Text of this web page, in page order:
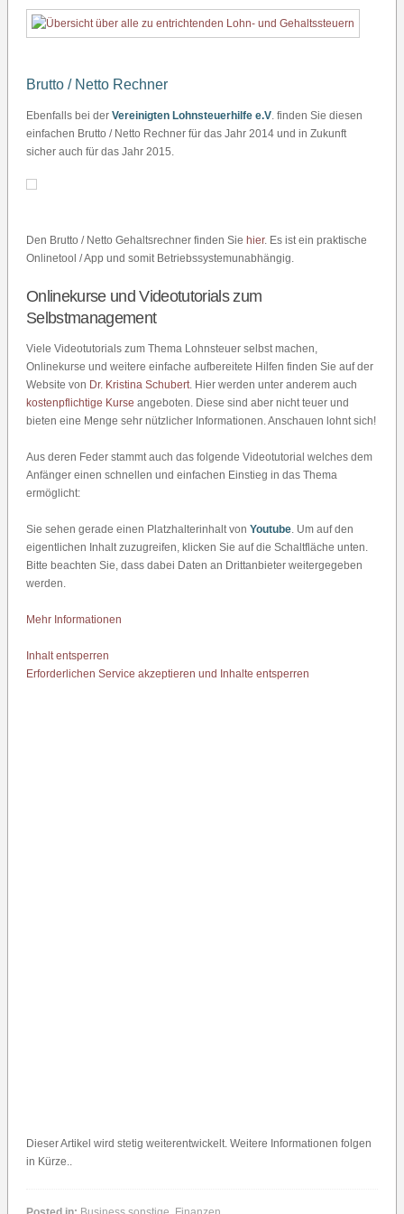
Brutto / Netto Rechner
Ebenfalls bei der Vereinigten Lohnsteuerhilfe e.V. finden Sie diesen
einfachen Brutto / Netto Rechner für das Jahr 2014 und in Zukunft
sicher auch für das Jahr 2015.
Den Brutto / Netto Gehaltsrechner finden Sie hier. Es ist ein praktische
Onlinetool / App und somit Betriebssystemunabhängig.
Onlinekurse und Videotutorials zum
Selbstmanagement
Viele Videotutorials zum Thema Lohnsteuer selbst machen,
Onlinekurse und weitere einfache aufbereitete Hilfen finden Sie auf der
Website von Dr. Kristina Schubert. Hier werden unter anderem auch
kostenpflichtige Kurse angeboten. Diese sind aber nicht teuer und
bieten eine Menge sehr nützlicher Informationen. Anschauen lohnt sich!
Aus deren Feder stammt auch das folgende Videotutorial welches dem
Anfänger einen schnellen und einfachen Einstieg in das Thema
ermöglicht:
Sie sehen gerade einen Platzhalterinhalt von Youtube. Um auf den
eigentlichen Inhalt zuzugreifen, klicken Sie auf die Schaltfläche unten.
Bitte beachten Sie, dass dabei Daten an Drittanbieter weitergegeben
werden.
Mehr Informationen
Inhalt entsperren
Erforderlichen Service akzeptieren und Inhalte entsperren
Dieser Artikel wird stetig weiterentwickelt. Weitere Informationen folgen
in Kürze..